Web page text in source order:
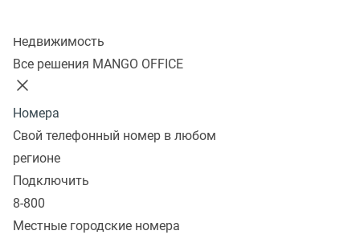
Недвижимость
Все решения MANGO OFFICE
Номера
Свой телефонный номер в любом
регионе
Подключить
8-800
Местные городские номера
в электронном виде не принимаются, т.к.
скан-копии/фотографии, подписанных в обычном
а потому такие запросы будут приниматься
к исполнению только после поступления оригинала
запроса на бумажном носителе по юридическому